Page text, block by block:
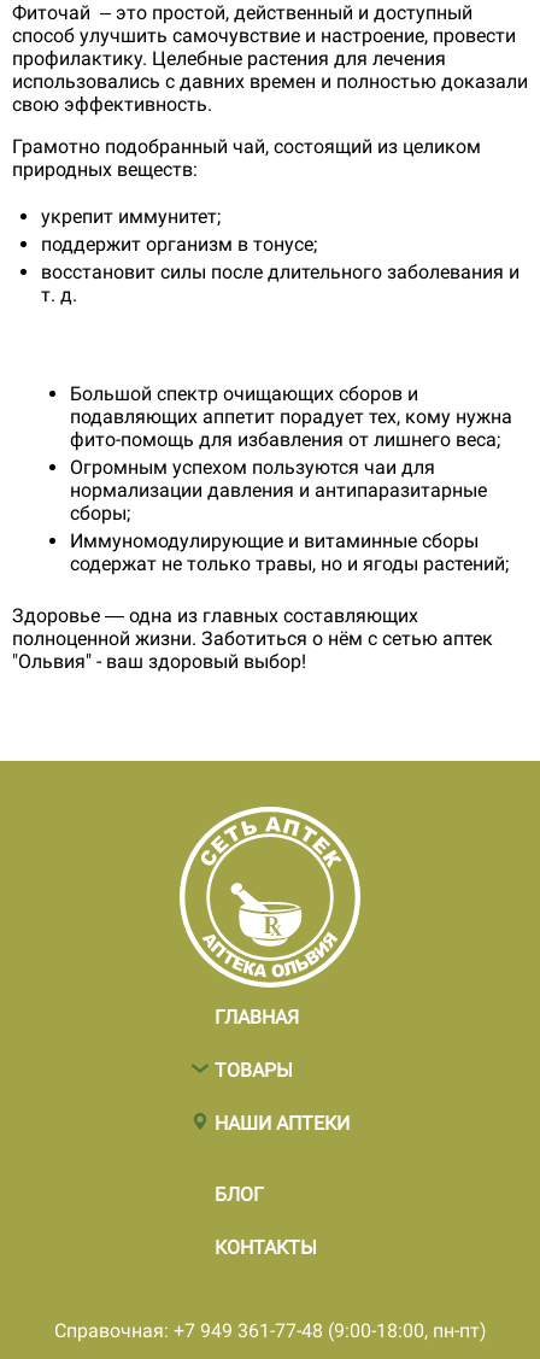
Фиточай – это простой, действенный и доступный
способ улучшить самочувствие и настроение, провести
профилактику. Целебные растения для лечения
использовались с давних времен и полностью доказали
свою эффективность.
Грамотно подобранный чай, состоящий из целиком
природных веществ:
укрепит иммунитет;
поддержит организм в тонусе;
восстановит силы после длительного заболевания и
т. д.
Большой спектр очищающих сборов и
подавляющих аппетит порадует тех, кому нужна
фито-помощь для избавления от лишнего веса;
Огромным успехом пользуются чаи для
нормализации давления и антипаразитарные
сборы;
Иммуномодулирующие и витаминные сборы
содержат не только травы, но и ягоды растений;
Здоровье — одна из главных составляющих
полноценной жизни. Заботиться о нём с сетью аптек
"Ольвия" - ваш здоровый выбор!
ГЛАВНАЯ
ТОВАРЫ
НАШИ АПТЕКИ
БЛОГ
КОНТАКТЫ
Справочная: +7 949 361-77-48 (9:00-18:00, пн-пт)